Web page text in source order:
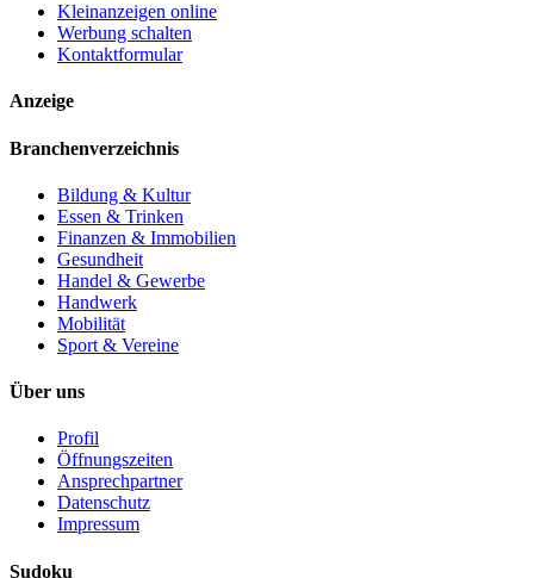
Kleinanzeigen online
Werbung schalten
Kontaktformular
Anzeige
Branchenverzeichnis
Bildung & Kultur
Essen & Trinken
Finanzen & Immobilien
Gesundheit
Handel & Gewerbe
Handwerk
Mobilität
Sport & Vereine
Über uns
Profil
Öffnungszeiten
Ansprechpartner
Datenschutz
Impressum
Sudoku